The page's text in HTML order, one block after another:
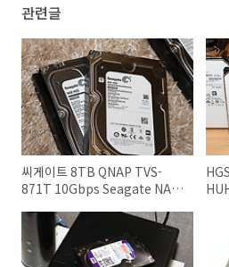
관련글
씨게이트 8TB QNAP TVS-
871T 10Gbps Seagate NAS